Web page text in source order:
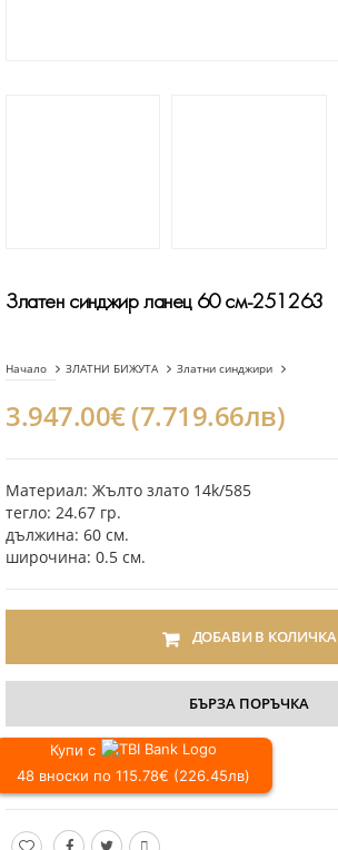
Златен синджир ланец 60 см-251263
Начало ЗЛАТНИ БИЖУТА Златни синджири
3.947.00€ (7.719.66лв)
Материал: Жълто злато 14k/585
тегло: 24.67 гр.
дължина: 60 см.
широчина: 0.5 см.
ДОБАВИ В КОЛИЧКА
БЪРЗА ПОРЪЧКА
Купи с
48 вноски по 115.78€ (226.45лв)